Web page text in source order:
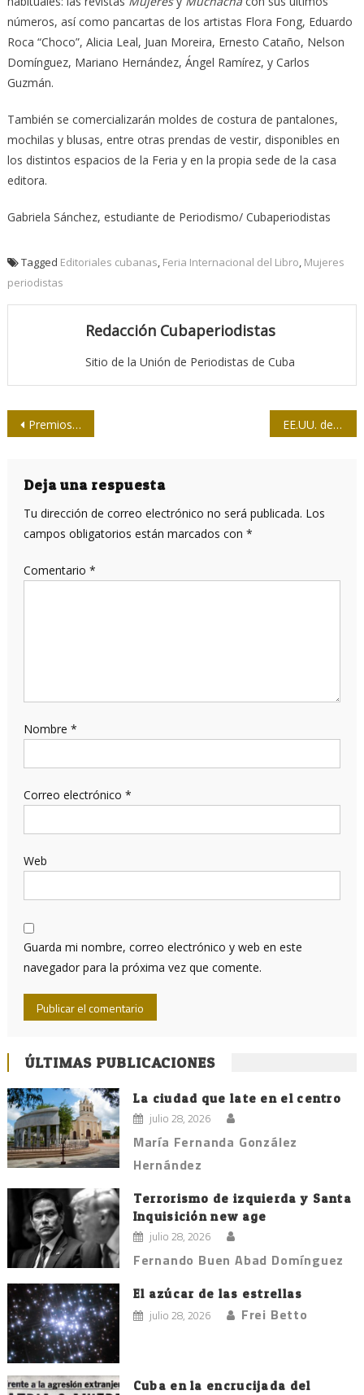
números, así como pancartas de los artistas Flora Fong, Eduardo
Roca “Choco”, Alicia Leal, Juan Moreira, Ernesto Cataño, Nelson
Domínguez, Mariano Hernández, Ángel Ramírez, y Carlos
Guzmán.
También se comercializarán moldes de costura de pantalones,
mochilas y blusas, entre otras prendas de vestir, disponibles en
los distintos espacios de la Feria y en la propia sede de la casa
editora.
Gabriela Sánchez, estudiante de Periodismo/ Cubaperiodistas
Tagged Editoriales cubanas, Feria Internacional del Libro, Mujeres
periodistas
Redacción Cubaperiodistas
Sitio de la Unión de Periodistas de Cuba
Navegación
entradas
Premios de periodismo en Artemisa EE.UU. de vuelta a su fracasado guión contra Cuba
Deja una respuesta
Tu dirección de correo electrónico no será publicada. Los
campos obligatorios están marcados con *
Comentario *
Nombre *
Correo electrónico *
Web
Guarda mi nombre, correo electrónico y web en este
navegador para la próxima vez que comente.
ÚLTIMAS PUBLICACIONES
La ciudad que late en el centro
julio 28, 2026
María Fernanda González
Hernández
Terrorismo de izquierda y Santa
Inquisición new age
julio 28, 2026
Fernando Buen Abad Domínguez
El azúcar de las estrellas
julio 28, 2026 Frei Betto
Cuba en la encrucijada del